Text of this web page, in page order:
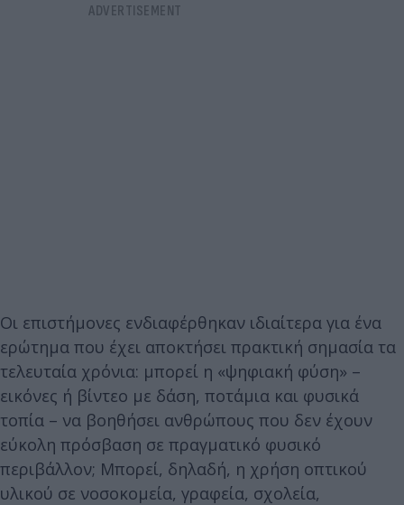
Οι επιστήμονες ενδιαφέρθηκαν ιδιαίτερα για ένα
ερώτημα που έχει αποκτήσει πρακτική σημασία τα
τελευταία χρόνια: μπορεί η «ψηφιακή φύση» –
εικόνες ή βίντεο με δάση, ποτάμια και φυσικά
τοπία – να βοηθήσει ανθρώπους που δεν έχουν
εύκολη πρόσβαση σε πραγματικό φυσικό
περιβάλλον; Μπορεί, δηλαδή, η χρήση οπτικού
υλικού σε νοσοκομεία, γραφεία, σχολεία,